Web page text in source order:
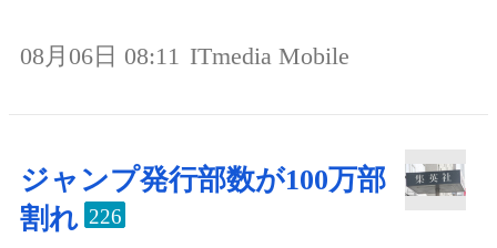
08月06日 08:11 ITmedia Mobile
ジャンプ発行部数が100万部
割れ 226